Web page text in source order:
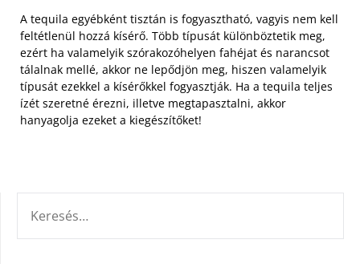
A tequila egyébként tisztán is fogyasztható, vagyis nem kell
feltétlenül hozzá kísérő. Több típusát különböztetik meg,
ezért ha valamelyik szórakozóhelyen fahéjat és narancsot
tálalnak mellé, akkor ne lepődjön meg, hiszen valamelyik
típusát ezekkel a kísérőkkel fogyasztják. Ha a tequila teljes
ízét szeretné érezni, illetve megtapasztalni, akkor
hanyagolja ezeket a kiegészítőket!